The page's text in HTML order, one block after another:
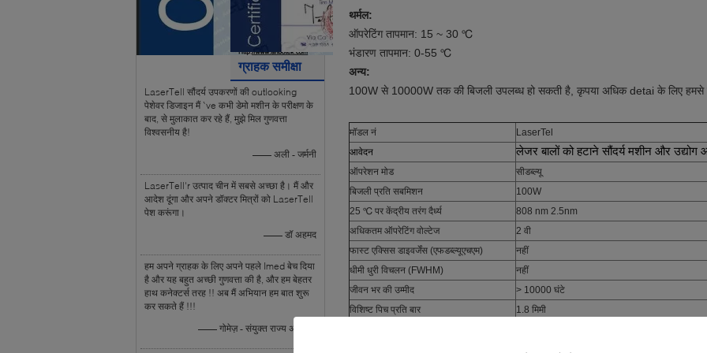
ग्राहक समीक्षा
LaserTell सौंदर्य उपकरणों की outlooking
पेशेवर डिजाइन मैं `ve कभी डेमो मशीन के परीक्षण के
बाद, से मुलाकात कर रहे हैं, मुझे मिल गुणवत्ता
विश्वसनीय है!
—— अली - जर्मनी
LaserTell'r उत्पाद चीन में सबसे अच्छा है। मैं और
आदेश दूंगा और अपने डॉक्टर मित्रों को LaserTell
पेश करूंगा।
—— डॉ अहमद
हम अपने ग्राहक के लिए अपने पहले Imed बेच दिया
है और यह बहुत अच्छी गुणवत्ता की है, और हम बेहतर
हाथ कनेक्टर्स तरह !! अब मैं अभियान हम बात शुरू
कर सकते हैं !!!
—— गोमेज़ - संयुक्त राज्य अमेरिका
थर्मल:
ऑपरेटिंग तापमान: 15 ~ 30 ℃
भंडारण तापमान: 0-55 ℃
अन्य:
100W से 10000W तक की बिजली उपलब्ध हो सकती है, कृपया अधिक detai के लिए हमसे
मॉडल नं
LaserTel
आवेदन
लेजर बालों को हटाने सौंदर्य मशीन और उद्योग
ऑपरेशन मोड
सीडब्ल्यू
बिजली प्रति सबमिशन
100W
25 ℃ पर केंद्रीय तरंग दैर्ध्य
808 nm 2.5nm
अधिकतम ऑपरेटिंग वोल्टेज
2 वी
फास्ट एक्सिस डाइवर्जेंस (एफडब्ल्यूएचएम)
नहीं
धीमी धुरी विचलन (FWHM)
नहीं
जीवन भर की उम्मीद
> 10000 घंटे
विशिष्ट पिच प्रति बार
1.8 मिमी